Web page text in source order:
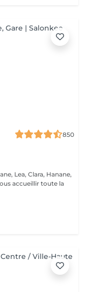
850
Lea, Clara, Hanane,
accueillir toute la